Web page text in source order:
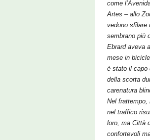
come
Artes – allo
vedono sfilare
sembrano più
Ebrard aveva
mese in
è stato il capo
della scorta
carenatura
Nel frattempo,
nel traffico
loro, ma Città
confortevoli